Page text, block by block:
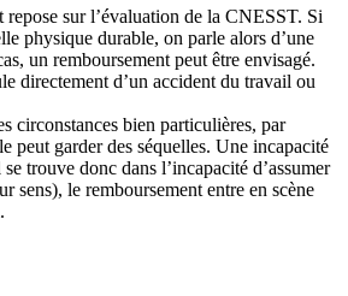
sur l’évaluation de la CNESST. Si
physique durable, on parle alors d’une
un remboursement peut être envisagé.
directement d’un accident du travail ou
circonstances bien particulières, par
peut garder des séquelles. Une incapacité
trouve donc dans l’incapacité d’assumer
sens), le remboursement entre en scène